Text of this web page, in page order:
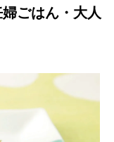
ごはん・大人